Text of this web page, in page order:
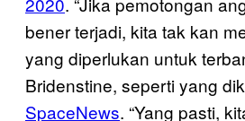
bener terjadi, kita tak kan
yang diperlukan untuk
Bridenstine, seperti yang
SpaceNews. “Yang pasti,